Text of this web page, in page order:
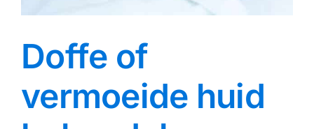
Doffe of
vermoeide huid